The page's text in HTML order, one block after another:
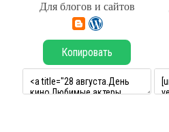
Для блогов и сайтов
Копировать